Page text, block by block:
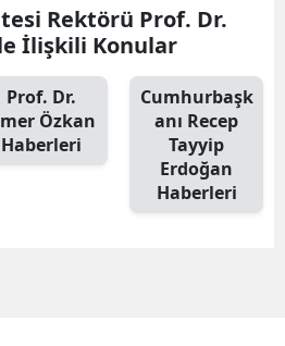
Erzurum
Gaziantep
Giresun
Gümüşhane
Rektörü Prof. Dr.
İlişkili Konular
Prof. Dr.
Özkan
Haberleri
Cumhurbaşk
anı Recep
Tayyip
Erdoğan
Haberleri